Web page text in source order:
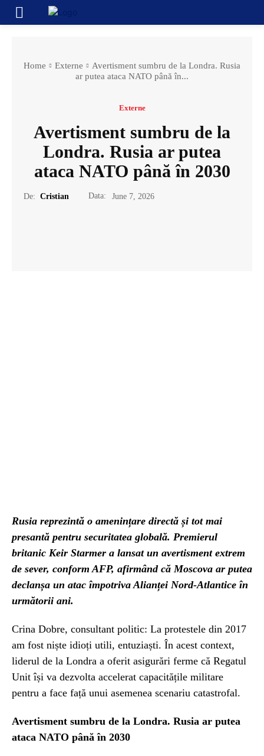
Home Externe
Avertisment sumbru de la Londra. Rusia
ar putea ataca NATO până în...
Externe
Avertisment sumbru de la
Londra. Rusia ar putea
ataca NATO până în 2030
De: Cristian Data: June 7, 2026
Rusia reprezintă o amenințare directă și tot mai
presantă pentru securitatea globală. Premierul
britanic Keir Starmer a lansat un avertisment extrem
de sever, conform AFP, afirmând că Moscova ar putea
declanșa un atac împotriva Alianței Nord-Atlantice în
următorii ani.
Crina Dobre, consultant politic: La protestele din 2017
am fost niște idioți utili, entuziaști. În acest context,
liderul de la Londra a oferit asigurări ferme că Regatul
Unit își va dezvolta accelerat capacitățile militare
pentru a face față unui asemenea scenariu catastrofal.
Avertisment sumbru de la Londra. Rusia ar putea
ataca NATO până în 2030